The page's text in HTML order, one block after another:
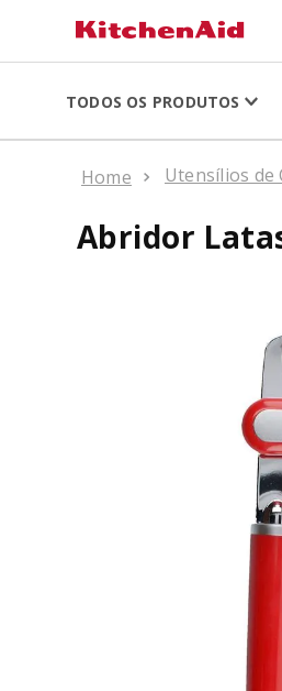
TODOS OS PRODUTOS
Utensílios de
Abridor